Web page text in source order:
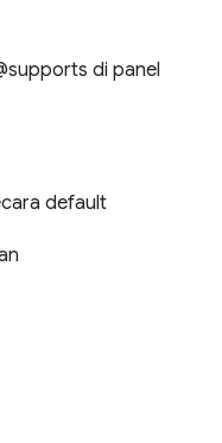
di panel
default